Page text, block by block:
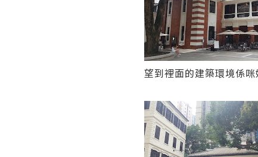
望到裡面的建築環境係